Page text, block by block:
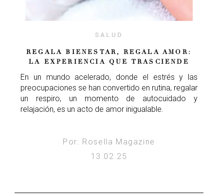
SALUD
REGALA BIENESTAR, REGALA AMOR:
LA EXPERIENCIA QUE TRASCIENDE
En un mundo acelerado, donde el estrés y las
preocupaciones se han convertido en rutina, regalar
un respiro, un momento de autocuidado y
relajación, es un acto de amor inigualable.
Por: Rosella Magazine
13.02.25